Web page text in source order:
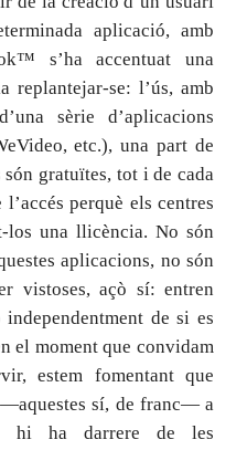
aplicació, amb
s’ha accentuat una
replantejar-se: l’ús, amb
sèrie d’aplicacions
etc.), una part de
gratuïtes, tot i de cada
perquè els centres
los una llicència. No són
aplicacions, no són
vistoses, açò sí: entren
de si es
el moment que convidam
estem fomentant que
sí, de franc— a
hi ha darrere de les